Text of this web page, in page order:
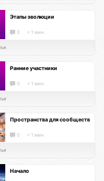
Этапы эволюции
0 < 1 мин.
Ранние участники
0 < 1 мин.
Пространства для сообществ
0 < 1 мин.
Начало